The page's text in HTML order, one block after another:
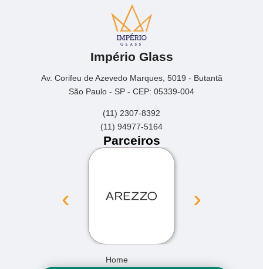
Império Glass
Av. Corifeu de Azevedo Marques, 5019 - Butantã
São Paulo - SP - CEP: 05339-004
(11) 2307-8392
(11) 94977-5164
Parceiros
‹ ›
Home